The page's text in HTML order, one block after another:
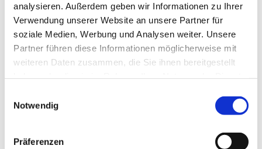
analysieren. Außerdem geben wir Informationen zu Ihrer
Verwendung unserer Website an unsere Partner für
soziale Medien, Werbung und Analysen weiter. Unsere
Partner führen diese Informationen möglicherweise mit
weiteren Daten zusammen, die Sie ihnen bereitgestellt
Notwendig
Präferenzen